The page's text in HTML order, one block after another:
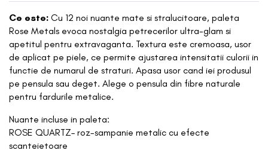
Ce este: Cu 12 noi nuante mate si stralucitoare, paleta
Rose Metals evoca nostalgia petrecerilor ultra-glam si
apetitul pentru extravaganta. Textura este cremoasa, usor
de aplicat pe piele, ce permite ajustarea intensitatii culorii in
functie de numarul de straturi. Apasa usor cand iei produsul
pe pensula sau deget. Alege o pensula din fibre naturale
pentru fardurile metalice.
Nuante incluse in paleta:
ROSE QUARTZ– roz-sampanie metalic cu efecte
scanteietoare